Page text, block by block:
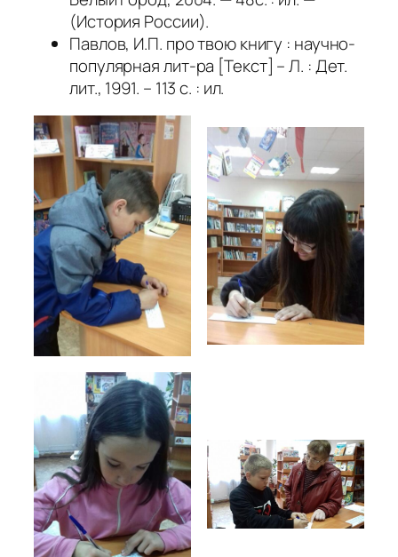
(История России).
Павлов, И.П. про твою книгу : научно-
популярная лит-ра [Текст] – Л. : Дет.
лит., 1991. – 113 с. : ил.